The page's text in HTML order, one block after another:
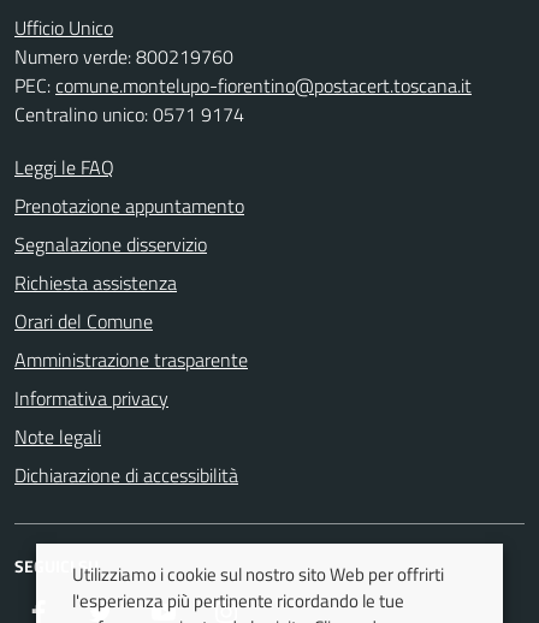
Ufficio Unico
Numero verde: 800219760
PEC:comune.montelupo-fiorentino@postacert.toscana.it
Centralino unico: 0571 9174
Leggi le FAQ
Prenotazione appuntamento
Segnalazione disservizio
Richiesta assistenza
Orari del Comune
Amministrazione trasparente
Informativa privacy
Note legali
Dichiarazione di accessibilità
SEGUICI SU
FacebookTwitter YoutubeInstagram
Utilizziamo i cookie sul nostro sito Web per offrirti
l'esperienza più pertinente ricordando le tue